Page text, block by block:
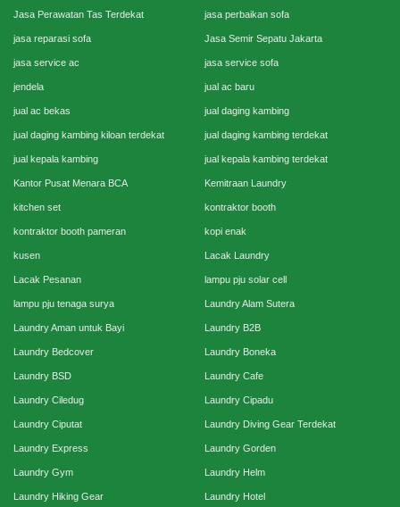
Jasa Perawatan Tas Terdekat jasa perbaikan sofa
jasa reparasi sofa Jasa Semir Sepatu Jakarta
jasa service ac jasa service sofa
jendela jual ac baru
jual ac bekas jual daging kambing
jual daging kambing kiloan terdekat jual daging kambing terdekat
jual kepala kambing jual kepala kambing terdekat
Kantor Pusat Menara BCA Kemitraan Laundry
kitchen set kontraktor booth
kontraktor booth pameran kopi enak
kusen Lacak Laundry
Lacak Pesanan lampu pju solar cell
lampu pju tenaga surya Laundry Alam Sutera
Laundry Aman untuk Bayi Laundry B2B
Laundry Bedcover Laundry Boneka
Laundry BSD Laundry Cafe
Laundry Ciledug Laundry Cipadu
Laundry Ciputat Laundry Diving Gear Terdekat
Laundry Express Laundry Gorden
Laundry Gym Laundry Helm
Laundry Hiking Gear Laundry Hotel